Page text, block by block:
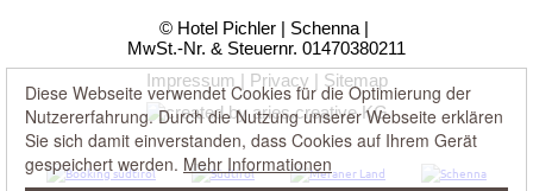
Diese Webseite verwendet Cookies für die Optimierung der
Nutzererfahrung. Durch die Nutzung unserer Webseite erklären
Sie sich damit einverstanden, dass Cookies auf Ihrem Gerät
gespeichert werden. Mehr Informationen
© Hotel Pichler
Schenna
MwSt.-Nr. & Steuernr. 01470380211
Impressum
Privacy Sitemap